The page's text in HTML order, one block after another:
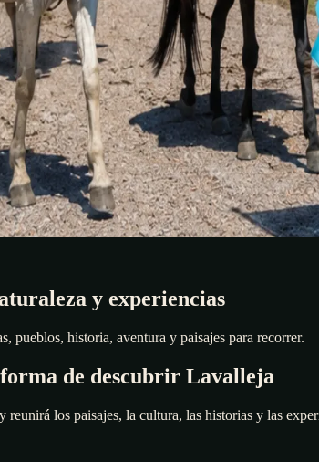
y experiencias
pueblos, historia, aventura y paisajes para recorrer.
de descubrir Lavalleja
los paisajes, la cultura, las historias y las